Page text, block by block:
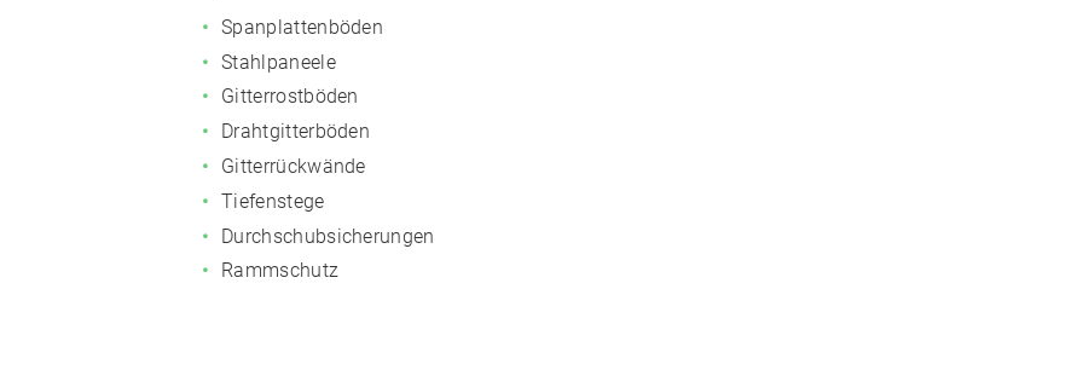
Spanplattenböden
Stahlpaneele
Gitterrostböden
Drahtgitterböden
Gitterrückwände
Tiefenstege
Durchschubsicherungen
Rammschutz